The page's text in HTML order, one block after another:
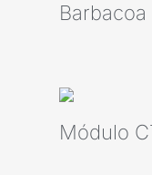
Módulo